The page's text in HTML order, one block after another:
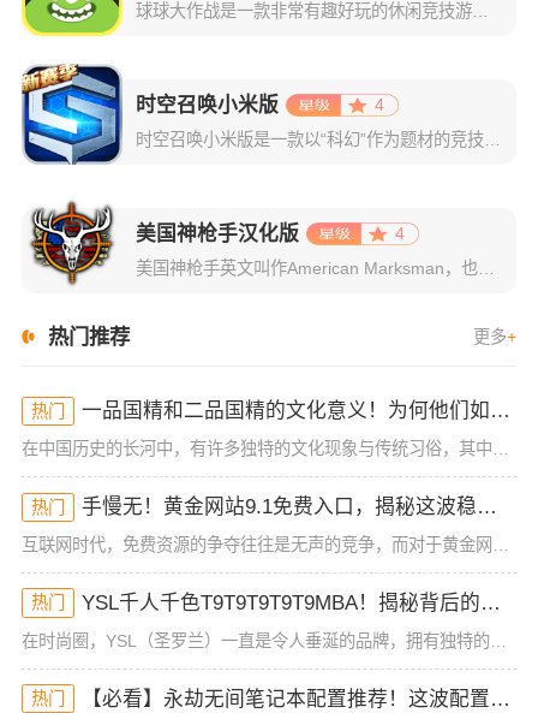
球球大作战是一款非常有趣好玩的休闲竞技游戏，游戏以玩家间的实时互动PK为设计宗旨，通过简单的规则将玩家操作直接转化为游戏策略，体验智谋碰撞的战斗乐趣。在这个球球的世界里，每个人都化身为一颗独特的球球，
时空召唤小米版
4
美国神枪手汉化版
4
热门推荐 更多+
热门 一品国精和二品国精的文化意义！为何他们如此独特？你绝对不知道的深层背景
在中国历史的长河中，有许多独特的文化现象与传统习俗，其中一品国精和二品国精是备受关注的两个名词。这两个词语，乍一听似乎带有一些神秘色彩，很多人对它们的具体含义知之甚少。但其实，这两者不仅仅代表着某种官
热门 手慢无！黄金网站9.1免费入口，揭秘这波稳了的福利！
热门 YSL千人千色T9T9T9T9T9MBA！揭秘背后的设计秘密，难怪网友都在疯传！
在时尚圈，YSL（圣罗兰）一直是令人垂涎的品牌，拥有独特的设计理念和精湛的工艺。而最近，“YSL千人千色T9T9T9T9T9MBA”这款产品，不仅成为了社交媒体的热议话题，更是引发了无数时尚迷的疯狂追
热门 【必看】永劫无间笔记本配置推荐！这波配置让你秒杀全场，手慢无！